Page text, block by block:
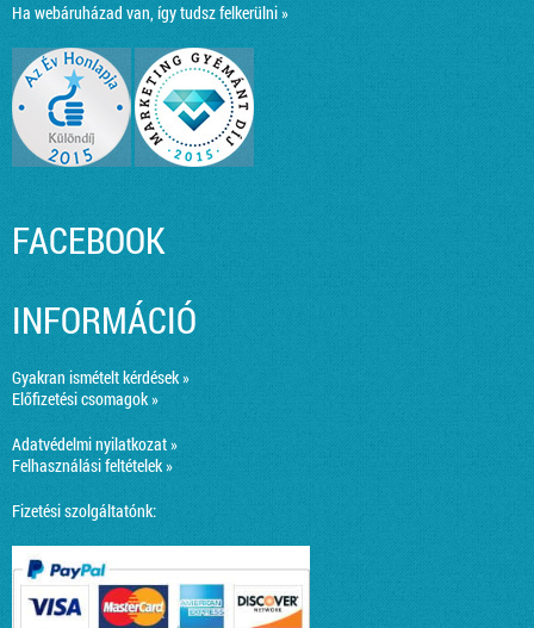
Ha webáruházad van, így tudsz felkerülni »
FACEBOOK
INFORMÁCIÓ
Gyakran ismételt kérdések »
Előfizetési csomagok »
Adatvédelmi nyilatkozat »
Felhasználási feltételek »
Fizetési szolgáltatónk: